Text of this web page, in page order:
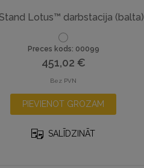
Lotus™ darbstacija (balta)
Preces kods: 00099
451,02 €
Bez PVN
PIEVIENOT GROZAM
SALĪDZINĀT